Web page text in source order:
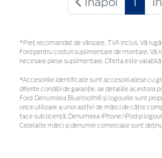
*Preţ recomandat de vânzare, TVA inclus. Vă
Ford pentru costuri suplimentare de montare. Vă
necesare piese suplimentare. Oferta este valabilă
*Accesoriile identificate sunt accesorii alese cu
diferite condiții de garanție, iar detaliile acestora
Ford. Denumirea Bluetooth® și logourile sunt
orice utilizare a unor astfel de mărci de către
face sub licență. Denumirea iPhone/iPod și
Celelalte mărci și denumiri comerciale sunt